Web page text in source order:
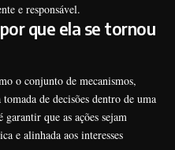
e responsável.
que ela se tornou
o conjunto de mecanismos,
de decisões dentro de uma
que as ações sejam
e alinhada aos interesses